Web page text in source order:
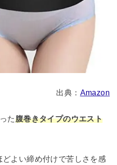
出典： Amazon
た腹巻きタイプのウエスト
よい締め付けで苦しさを感